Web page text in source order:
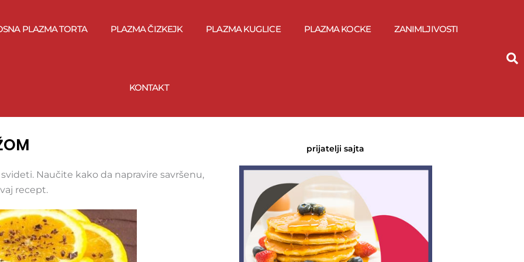
PLAZMA TORTA PLAZMA ČIZKEJK PLAZMA KUGLICE PLAZMA KOCKE ZANIMLJIVOSTI
KONTAKT
Naučite kako da napravire savršenu,
recept.
prijatelji sajta